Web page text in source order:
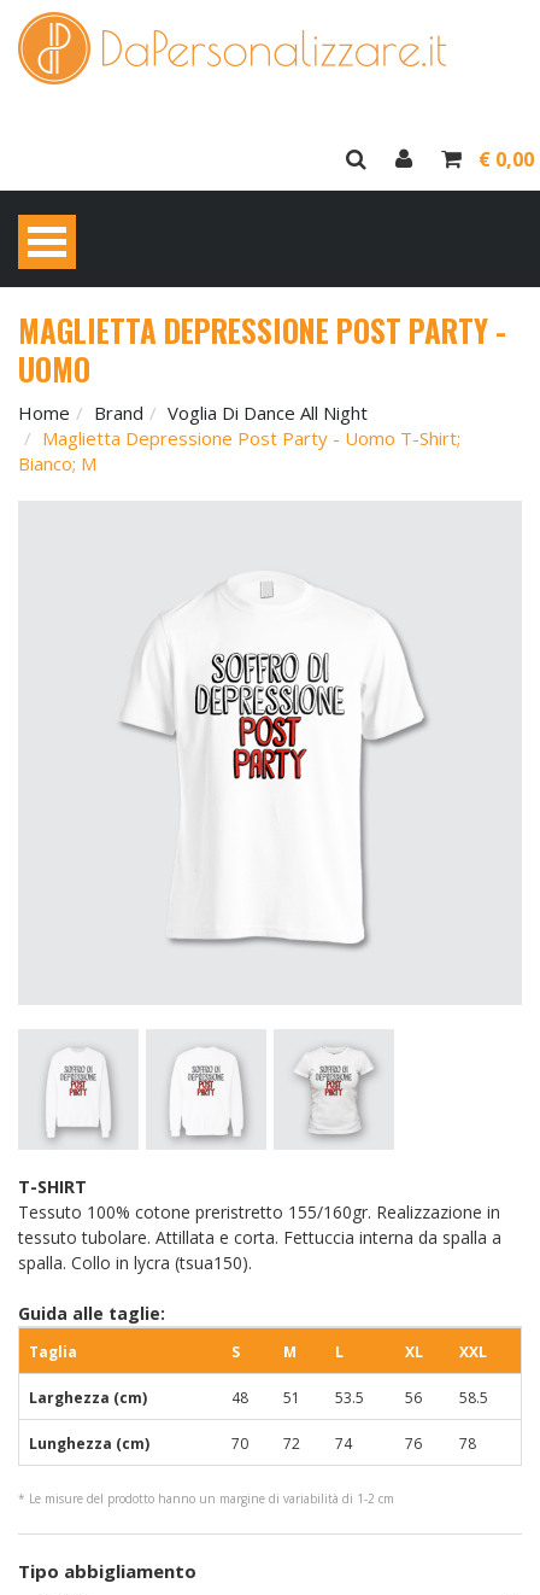
€ 0,00
MAGLIETTA DEPRESSIONE POST PARTY -
UOMO
Home Brand
Voglia Di Dance All Night
Maglietta Depressione Post Party - Uomo T-Shirt;
Bianco; M
T-SHIRT
Tessuto 100% cotone preristretto 155/160gr. Realizzazione in
tessuto tubolare. Attillata e corta. Fettuccia interna da spalla a
spalla. Collo in lycra (tsua150).
Guida alle taglie:
Taglia S M L XL XXL
Larghezza (cm) 48 51 53.5 56 58.5
Lunghezza (cm) 70 72 74 76 78
* Le misure del prodotto hanno un margine di variabilità di 1-2 cm
Tipo abbigliamento